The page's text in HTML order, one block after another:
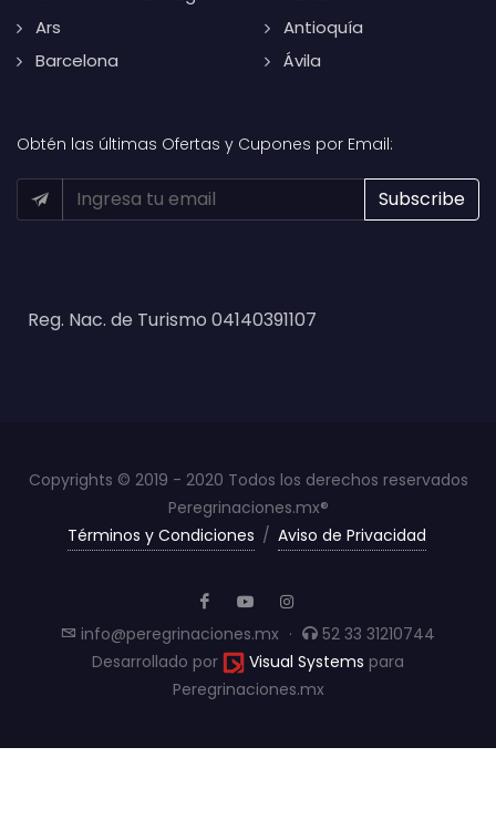
Ars
Barcelona
Antioquía
Ávila
Obtén las últimas Ofertas y Cupones por Email:
Reg. Nac. de Turismo 04140391107
Copyrights © 2019 - 2020 Todos los derechos reservados
Peregrinaciones.mx®
Términos y Condiciones / Aviso de Privacidad
info@peregrinaciones.mx ·
52 33 31210744
Desarrollado por
Visual Systems para
Peregrinaciones.mx